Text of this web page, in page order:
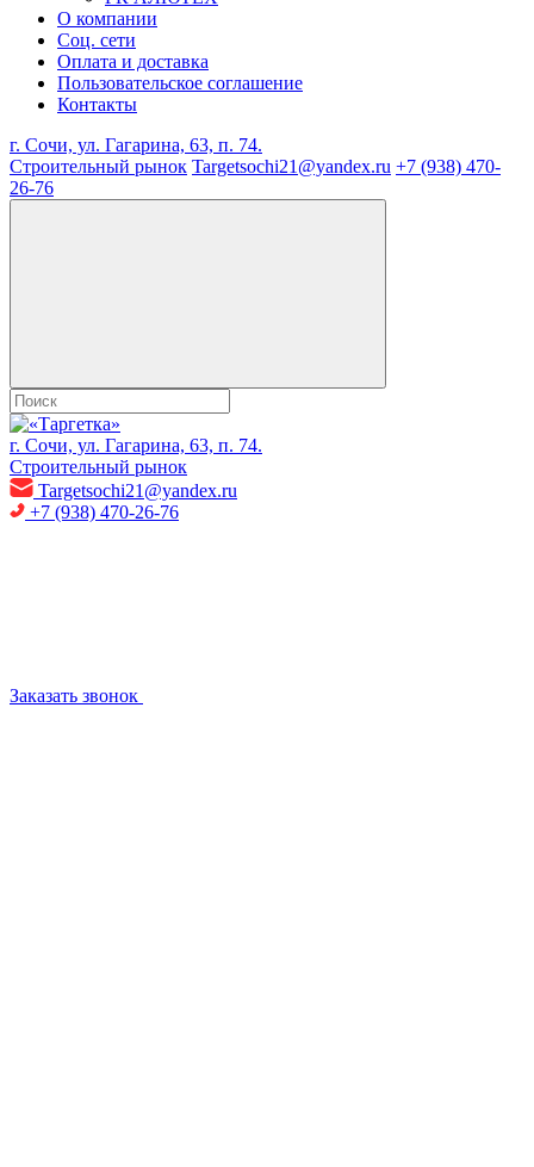
О компании
Соц. сети
Оплата и доставка
Пользовательское соглашение
Контакты
г. Сочи, ул. Гагарина, 63, п. 74.
Строительный рынок Targetsochi21@yandex.ru +7 (938) 470-
26-76
г. Сочи, ул. Гагарина, 63, п. 74.
Строительный рынок
Targetsochi21@yandex.ru
+7 (938) 470-26-76
Заказать звонок